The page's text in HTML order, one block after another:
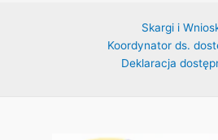
Skargi i
Koordynator ds.
Deklaracja